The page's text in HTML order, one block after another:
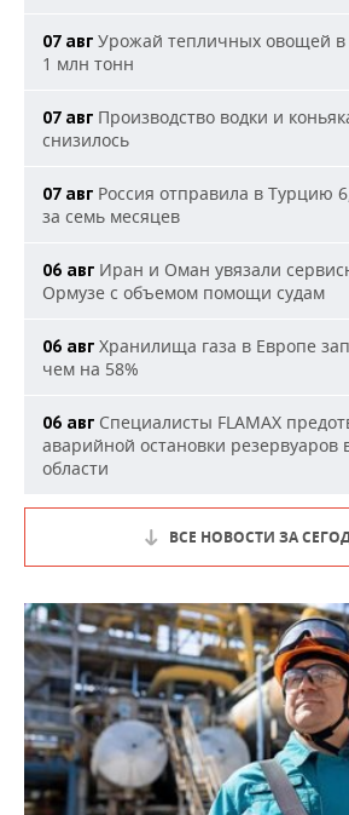
07 авг Урожай тепличных овощей в
1 млн тонн
07 авг Производство водки и
снизилось
07 авг Россия отправила в Турцию
за семь месяцев
06 авг Иран и Оман увязали
Ормузе с объемом помощи судам
06 авг Хранилища газа в Европе
чем на 58%
06 авг Специалисты FLAMAX
аварийной остановки резервуаров
области
ВСЕ НОВОСТИ ЗА